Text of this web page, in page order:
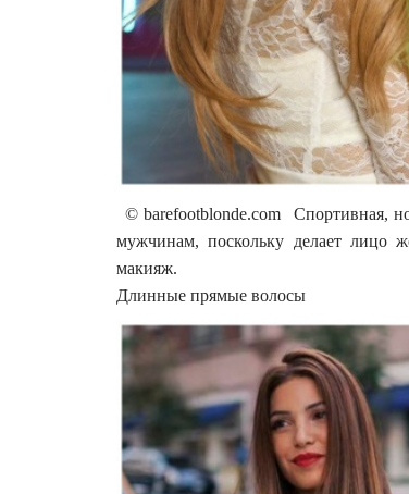
© barefootblonde.com Спортивная, но
мужчинам, поскольку делает лицо
макияж.
Длинные прямые волосы